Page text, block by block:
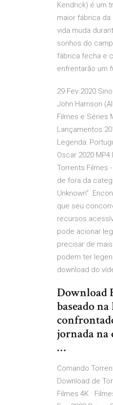
Kendrick) é um
maior fábrica
vida muda
sonhos do
fábrica fecha e
enfrentarão um
29 Fev 2020
John Harrison
Filmes e Séries
Lançamentos
Legenda:
Oscar 2020
Torrents Filmes
de fora da
Unknown”.
que seu
recursos
pode acionar
precisar de
podem ter
download do
Download
baseado
jornada na
…
Comando
Download de
Filmes 4K ·